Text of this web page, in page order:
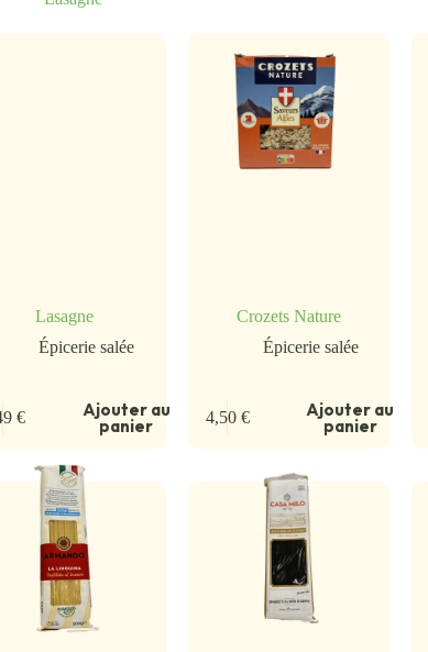
Lasagne
Épicerie salée
€ Ajouter au
panier
Crozets Nature
Épicerie salée
4,50 € Ajouter au
panier